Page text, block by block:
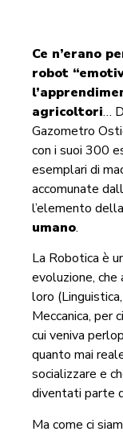
Ce n’erano
robot
agricoltori…
Gazometro
con i suoi 300
esemplari di
accomunate
l’elemento della
umano.
La Robotica è
evoluzione,
loro
Meccanica, per
cui veniva
quanto mai
socializzare e
diventati parte
Ma come ci